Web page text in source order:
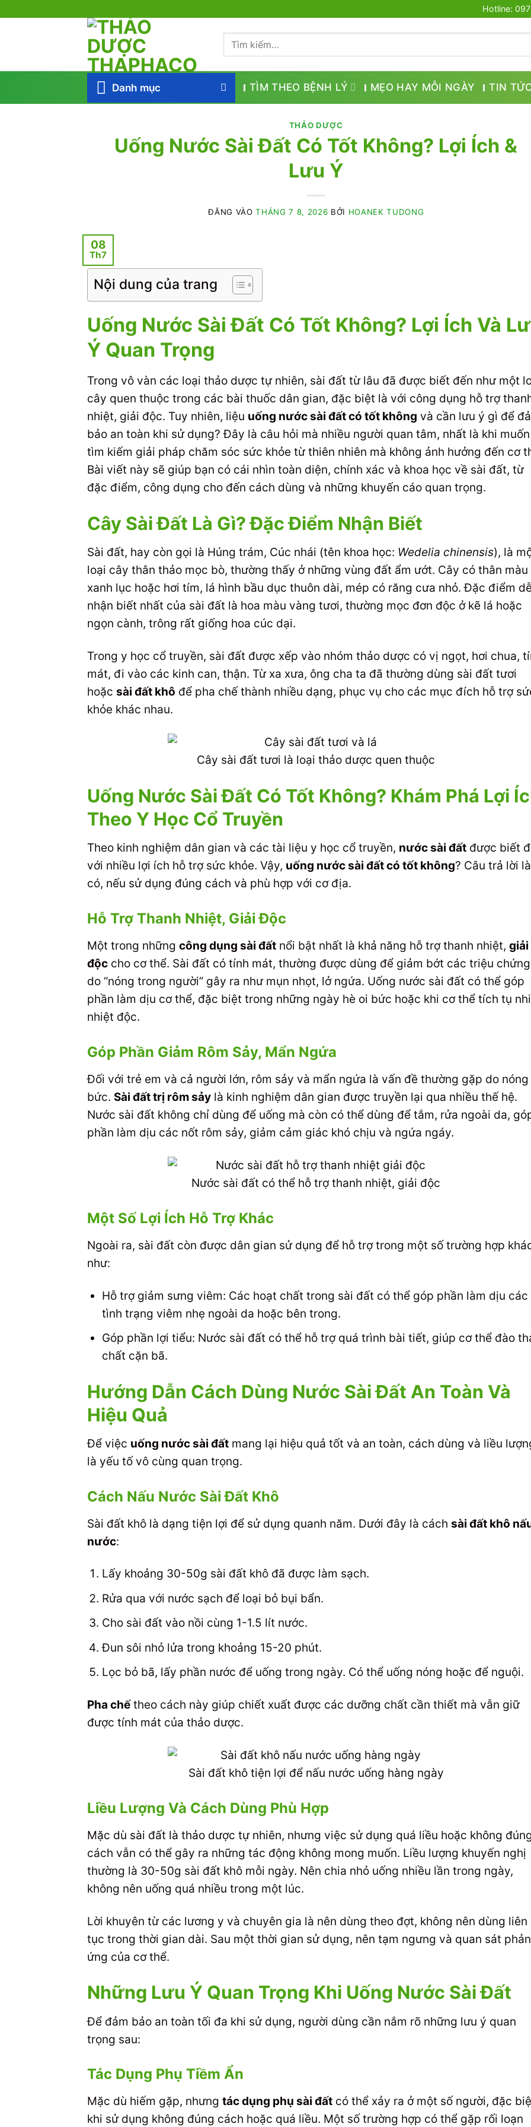
Hotline:
Tìm
Danh mục TÌM THEO BỆNH LÝ MẸO HAY MỖI NGÀY TIN
THẢO DƯỢC
Uống Nước Sài Đất Có Tốt Không? Lợi Ích &
Lưu Ý
ĐĂNG VÀOTHÁNG 7 8, 2026 BỞI HOANEK TUDONG
08
Th7
Nội dung của trang
Uống Nước Sài Đất Có Tốt Không? Lợi Ích Và
Ý Quan Trọng
Trong vô vàn các loại thảo dược tự nhiên, sài đất từ lâu đã được biết đến như một
cây quen thuộc trong các bài thuốc dân gian, đặc biệt là với công dụng hỗ trợ
nhiệt, giải độc. Tuy nhiên, liệu uống nước sài đất có tốt không và cần lưu ý gì để
bảo an toàn khi sử dụng? Đây là câu hỏi mà nhiều người quan tâm, nhất là khi muốn
tìm kiếm giải pháp chăm sóc sức khỏe từ thiên nhiên mà không ảnh hưởng đến cơ
Bài viết này sẽ giúp bạn có cái nhìn toàn diện, chính xác và khoa học về sài đất, từ
đặc điểm, công dụng cho đến cách dùng và những khuyến cáo quan trọng.
Cây Sài Đất Là Gì? Đặc Điểm Nhận Biết
Sài đất, hay còn gọi là Húng trám, Cúc nhái (tên khoa học: Wedelia chinensis), là
loại cây thân thảo mọc bò, thường thấy ở những vùng đất ẩm ướt. Cây có thân màu
xanh lục hoặc hơi tím, lá hình bầu dục thuôn dài, mép có răng cưa nhỏ. Đặc điểm
nhận biết nhất của sài đất là hoa màu vàng tươi, thường mọc đơn độc ở kẽ lá hoặc
ngọn cành, trông rất giống hoa cúc dại.
Trong y học cổ truyền, sài đất được xếp vào nhóm thảo dược có vị ngọt, hơi chua,
mát, đi vào các kinh can, thận. Từ xa xưa, ông cha ta đã thường dùng sài đất tươi
hoặc sài đất khô để pha chế thành nhiều dạng, phục vụ cho các mục đích hỗ trợ
khỏe khác nhau.
Cây sài đất tươi là loại thảo dược quen thuộc
Uống Nước Sài Đất Có Tốt Không? Khám Phá Lợi
Theo Y Học Cổ Truyền
Theo kinh nghiệm dân gian và các tài liệu y học cổ truyền, nước sài đất được biết
với nhiều lợi ích hỗ trợ sức khỏe. Vậy, uống nước sài đất có tốt không? Câu trả lời là
có, nếu sử dụng đúng cách và phù hợp với cơ địa.
Hỗ Trợ Thanh Nhiệt, Giải Độc
Một trong những công dụng sài đất nổi bật nhất là khả năng hỗ trợ thanh nhiệt, giải
độc cho cơ thể. Sài đất có tính mát, thường được dùng để giảm bớt các triệu chứng
do “nóng trong người” gây ra như mụn nhọt, lở ngứa. Uống nước sài đất có thể góp
phần làm dịu cơ thể, đặc biệt trong những ngày hè oi bức hoặc khi cơ thể tích tụ
nhiệt độc.
Góp Phần Giảm Rôm Sảy, Mẩn Ngứa
Đối với trẻ em và cả người lớn, rôm sảy và mẩn ngứa là vấn đề thường gặp do nóng
bức. Sài đất trị rôm sảy là kinh nghiệm dân gian được truyền lại qua nhiều thế hệ.
Nước sài đất không chỉ dùng để uống mà còn có thể dùng để tắm, rửa ngoài da,
phần làm dịu các nốt rôm sảy, giảm cảm giác khó chịu và ngứa ngáy.
Nước sài đất có thể hỗ trợ thanh nhiệt, giải độc
Một Số Lợi Ích Hỗ Trợ Khác
Ngoài ra, sài đất còn được dân gian sử dụng để hỗ trợ trong một số trường hợp
như:
Hỗ trợ giảm sưng viêm: Các hoạt chất trong sài đất có thể góp phần làm dịu các
tình trạng viêm nhẹ ngoài da hoặc bên trong.
Góp phần lợi tiểu: Nước sài đất có thể hỗ trợ quá trình bài tiết, giúp cơ thể đào
chất cặn bã.
Hướng Dẫn Cách Dùng Nước Sài Đất An Toàn Và
Hiệu Quả
Để việc uống nước sài đất mang lại hiệu quả tốt và an toàn, cách dùng và liều
là yếu tố vô cùng quan trọng.
Cách Nấu Nước Sài Đất Khô
Sài đất khô là dạng tiện lợi để sử dụng quanh năm. Dưới đây là cách sài đất khô
nước:
Lấy khoảng 30-50g sài đất khô đã được làm sạch.
Rửa qua với nước sạch để loại bỏ bụi bẩn.
Cho sài đất vào nồi cùng 1-1.5 lít nước.
Đun sôi nhỏ lửa trong khoảng 15-20 phút.
Lọc bỏ bã, lấy phần nước để uống trong ngày. Có thể uống nóng hoặc để nguội.
Pha chếtheo cách này giúp chiết xuất được các dưỡng chất cần thiết mà vẫn giữ
được tính mát của thảo dược.
Sài đất khô tiện lợi để nấu nước uống hàng ngày
Liều Lượng Và Cách Dùng Phù Hợp
Mặc dù sài đất là thảo dược tự nhiên, nhưng việc sử dụng quá liều hoặc không
cách vẫn có thể gây ra những tác động không mong muốn. Liều lượng khuyến nghị
thường là 30-50g sài đất khô mỗi ngày. Nên chia nhỏ uống nhiều lần trong ngày,
không nên uống quá nhiều trong một lúc.
Lời khuyên từ các lương y và chuyên gia là nên dùng theo đợt, không nên dùng liên
tục trong thời gian dài. Sau một thời gian sử dụng, nên tạm ngưng và quan sát phản
ứng của cơ thể.
Những Lưu Ý Quan Trọng Khi Uống Nước Sài Đất
Để đảm bảo an toàn tối đa khi sử dụng, người dùng cần nắm rõ những lưu ý quan
trọng sau:
Tác Dụng Phụ Tiềm Ẩn
Mặc dù hiếm gặp, nhưng tác dụng phụ sài đất có thể xảy ra ở một số người, đặc
khi sử dụng không đúng cách hoặc quá liều. Một số trường hợp có thể gặp rối loạn